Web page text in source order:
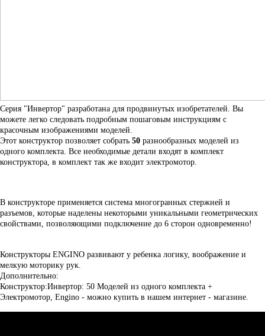
Серия "Инвертор" разработана для продвинутых изобретателей. Вы
можете легко следовать подробным пошаговым инструкциям с
красочным изображениями моделей.
Этот конструктор позволяет собрать 50 разнообразных моделей из
одного комплекта. Все необходимые детали входят в комплект
конструктора, в комплект так же входит электромотор.
В конструкторе применяется система многогранных стержней и
разъемов, которые наделены некоторыми уникальными геометрических
свойствами, позволяющими подключение до 6 сторон одновременно!
Конструкторы ENGINO развивают у ребенка логику, воображение и
мелкую моторику рук.
Дополнительно:
Конструктор:Инвертор: 50 Моделей из одного комплекта +
Электромотор, Engino - можно купить в нашем интернет - магазине.